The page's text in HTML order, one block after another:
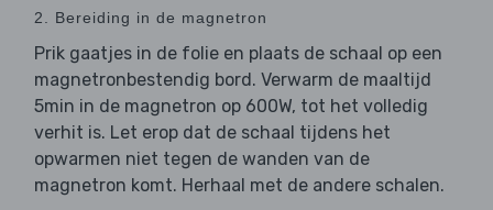
2. Bereiding in de magnetron
Prik gaatjes in de folie en plaats de schaal op een
magnetronbestendig bord. Verwarm de maaltijd
5min in de magnetron op 600W, tot het volledig
verhit is. Let erop dat de schaal tijdens het
opwarmen niet tegen de wanden van de
magnetron komt. Herhaal met de andere schalen.